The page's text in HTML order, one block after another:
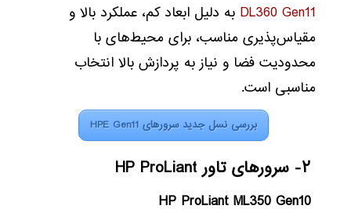
DL360 Gen11 به دلیل ابعاد کم، عملکرد بالا و
مقیاس‌پذیری مناسب، برای محیط‌های با
محدودیت فضا و نیاز به پردازش بالا انتخاب
مناسبی است.
بررسی نسل جدید سرورهای HPE Gen11